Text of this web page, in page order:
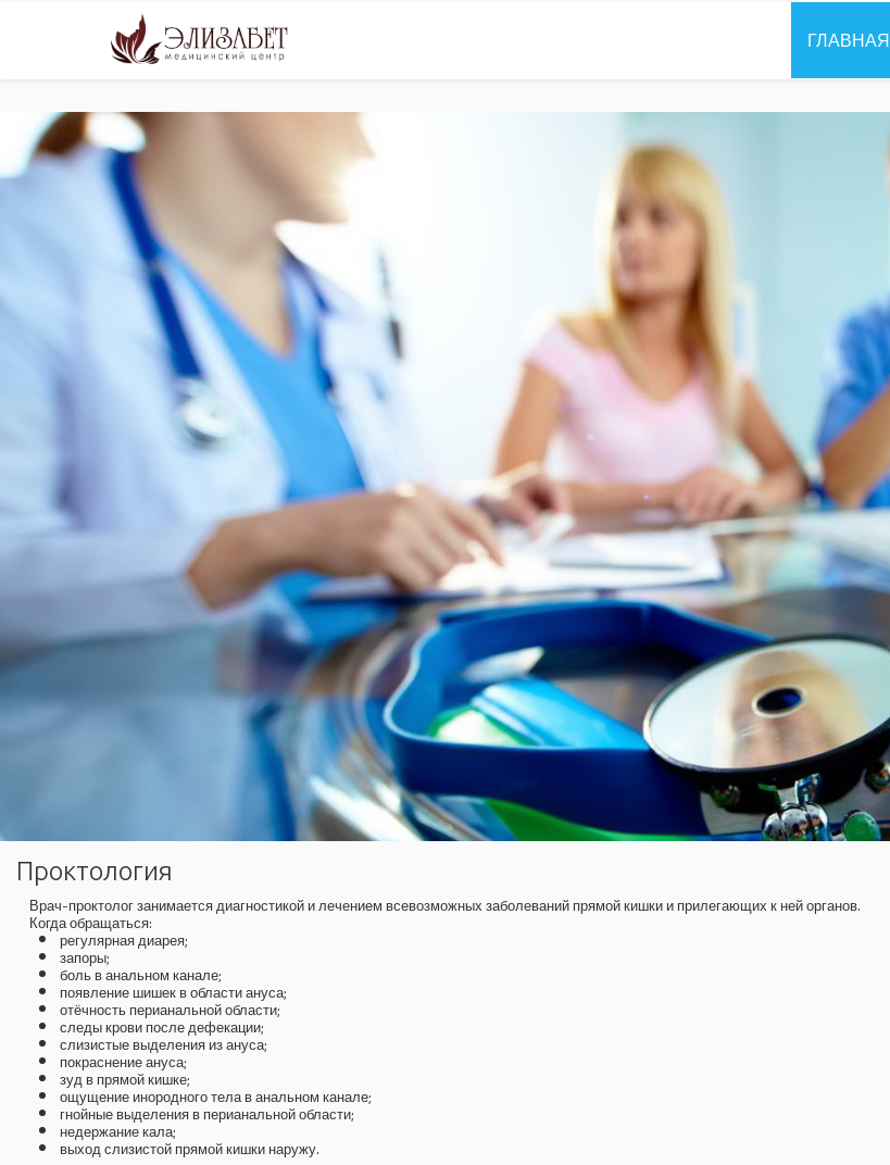
ГЛАВНАЯ
Проктология
Врач-проктолог занимается диагностикой и лечением всевозможных заболеваний прямой кишки и прилегающих к ней органов.
Когда обращаться:
регулярная диарея;
запоры;
боль в анальном канале;
появление шишек в области ануса;
отёчность перианальной области;
следы крови после дефекации;
слизистые выделения из ануса;
покраснение ануса;
зуд в прямой кишке;
ощущение инородного тела в анальном канале;
гнойные выделения в перианальной области;
недержание кала;
выход слизистой прямой кишки наружу.